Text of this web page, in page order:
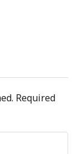
Required